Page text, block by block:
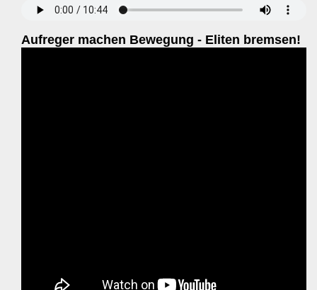
Aufreger machen Bewegung - Eliten bremsen!